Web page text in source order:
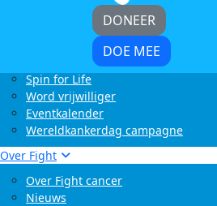
Rollercoaster Run
Swim to Fight Cancer
Buffelrun X Fight cancer
Tocht om de Noord
Spin for Life
Word vrijwilliger
Eventkalender
Wereldkankerdag campagne
Over Fight
Over Fight cancer
Nieuws
DONEER
DOE MEE